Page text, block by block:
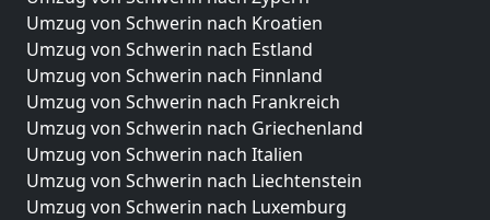
Umzug von Schwerin nach Kroatien
Umzug von Schwerin nach Estland
Umzug von Schwerin nach Finnland
Umzug von Schwerin nach Frankreich
Umzug von Schwerin nach Griechenland
Umzug von Schwerin nach Italien
Umzug von Schwerin nach Liechtenstein
Umzug von Schwerin nach Luxemburg